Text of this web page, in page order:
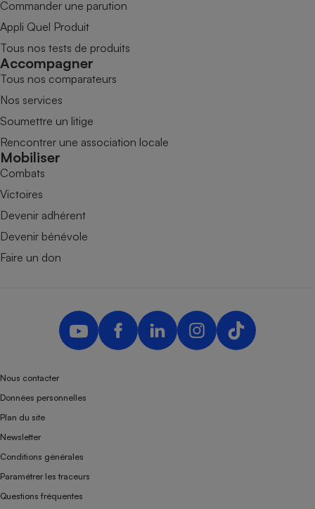
Commander une parution
Appli Quel Produit
Tous nos tests de produits
Accompagner
Tous nos comparateurs
Nos services
Soumettre un litige
Rencontrer une association locale
Mobiliser
Combats
Victoires
Devenir adhérent
Devenir bénévole
Faire un don
Nous contacter
Données personnelles
Plan du site
Newsletter
Conditions générales
Paramétrer les traceurs
Questions fréquentes